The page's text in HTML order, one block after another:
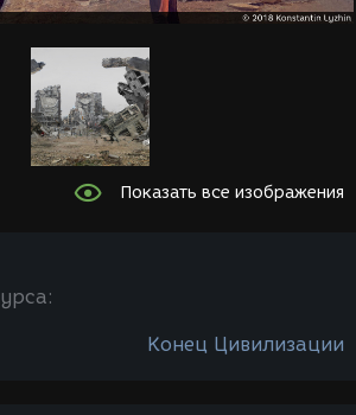
Показать все изображения
Конец Цивилизации